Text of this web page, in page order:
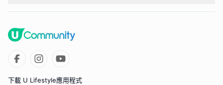
下載 U Lifestyle應用程式